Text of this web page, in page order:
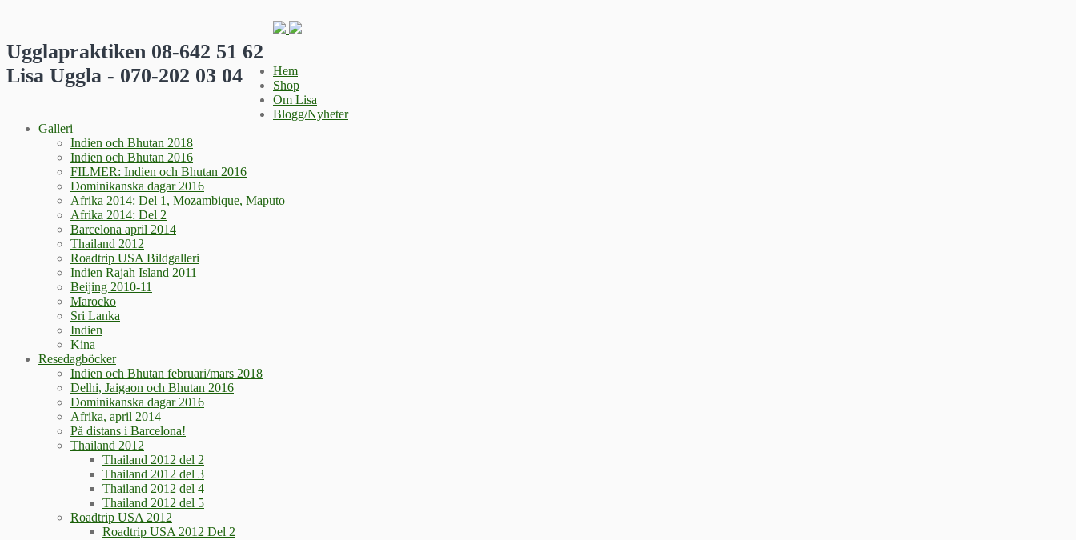
Ugglapraktiken 08-642 51 62
Lisa Uggla - 070-202 03 04
Hem
Shop
Om Lisa
Blogg/Nyheter
Galleri
Indien och Bhutan 2018
Indien och Bhutan 2016
FILMER: Indien och Bhutan 2016
Dominikanska dagar 2016
Afrika 2014: Del 1, Mozambique, Maputo
Afrika 2014: Del 2
Barcelona april 2014
Thailand 2012
Roadtrip USA Bildgalleri
Indien Rajah Island 2011
Beijing 2010-11
Marocko
Sri Lanka
Indien
Kina
Resedagböcker
Indien och Bhutan februari/mars 2018
Delhi, Jaigaon och Bhutan 2016
Dominikanska dagar 2016
Afrika, april 2014
På distans i Barcelona!
Thailand 2012
Thailand 2012 del 2
Thailand 2012 del 3
Thailand 2012 del 4
Thailand 2012 del 5
Roadtrip USA 2012
Roadtrip USA 2012 Del 2